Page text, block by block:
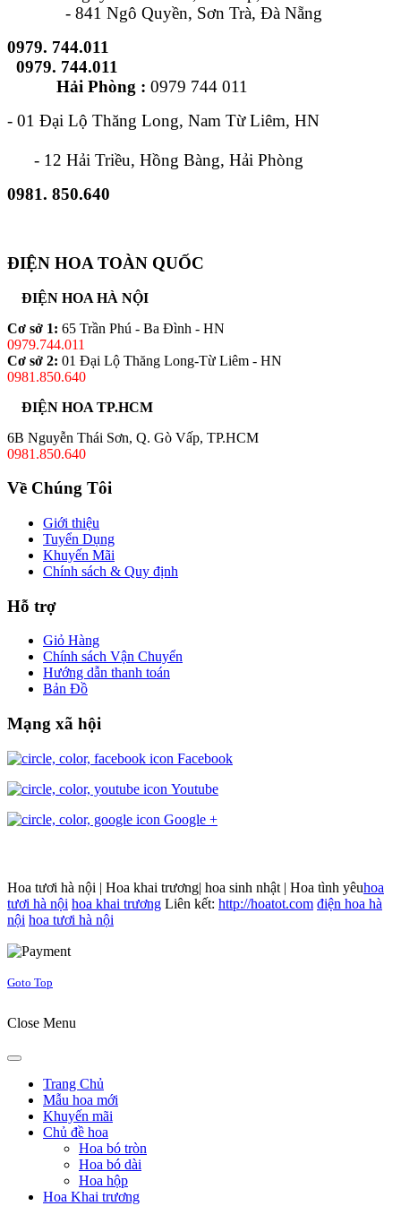
- 841 Ngô Quyền, Sơn Trà, Đà Nẵng
0979. 744.011
0979. 744.011
Hải Phòng : 0979 744 011
- 01 Đại Lộ Thăng Long, Nam Từ Liêm, HN
- 12 Hải Triều, Hồng Bàng, Hải Phòng
0981. 850.640
ĐIỆN HOA TOÀN QUỐC
ĐIỆN HOA HÀ NỘI
Cơ sở 1: 65 Trần Phú - Ba Đình - HN
0979.744.011
Cơ sở 2: 01 Đại Lộ Thăng Long-Từ Liêm - HN
0981.850.640
ĐIỆN HOA TP.HCM
6B Nguyễn Thái Sơn, Q. Gò Vấp, TP.HCM
0981.850.640
Về Chúng Tôi
Giới thiệu
Tuyển Dụng
Khuyến Mãi
Chính sách & Quy định
Hỗ trợ
Giỏ Hàng
Chính sách Vận Chuyển
Hướng dẫn thanh toán
Bản Đồ
Mạng xã hội
Facebook
Youtube
Google +
Hoa tươi hà nội | Hoa khai trương| hoa sinh nhật | Hoa tình yêuhoa
tươi hà nội hoa khai trương Liên kết: http://hoatot.com điện hoa hà
nội hoa tươi hà nội
Goto Top
Close Menu
Trang Chủ
Mẫu hoa mới
Khuyến mãi
Chủ đề hoa
Hoa bó tròn
Hoa bó dài
Hoa hộp
Hoa Khai trương